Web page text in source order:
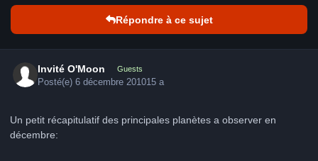
Répondre à ce sujet
Invité O'Moon Guests
Posté(e)6 décembre 201015 a
Un petit récapitulatif des principales planètes a observer en
décembre: